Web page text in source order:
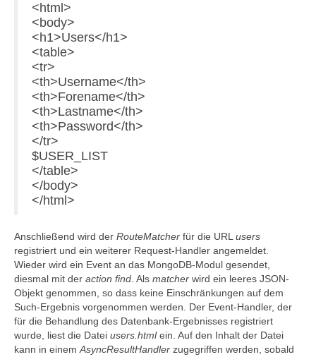
<html>
<body>
<h1>Users</h1>
<table>
<tr>
<th>Username</th>
<th>Forename</th>
<th>Lastname</th>
<th>Password</th>
</tr>
$USER_LIST
</table>
</body>
</html>
Anschließend wird der RouteMatcher für die URL users
registriert und ein weiterer Request-Handler angemeldet.
Wieder wird ein Event an das MongoDB-Modul gesendet,
diesmal mit der action find . Als matcher wird ein leeres JSON-
Objekt genommen, so dass keine Einschränkungen auf dem
Such-Ergebnis vorgenommen werden. Der Event-Handler, der
für die Behandlung des Datenbank-Ergebnisses registriert
wurde, liest die Datei users.htmlein. Auf den Inhalt der Datei
kann in einem AsyncResultHandler zugegriffen werden, sobald